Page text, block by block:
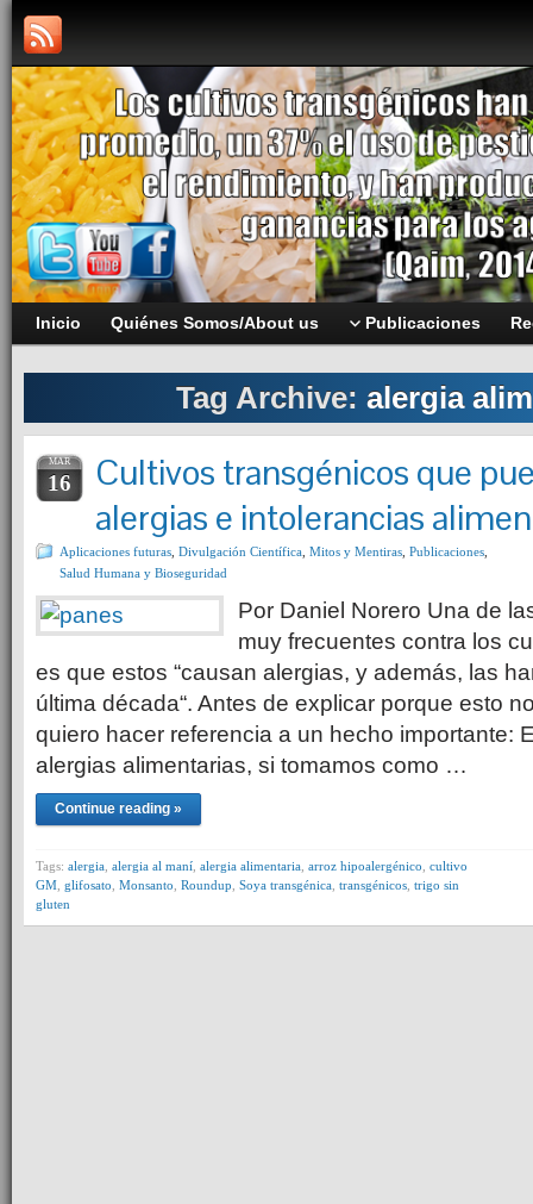
Inicio Quiénes Somos/About us Publicaciones
Tag Archive: alergia
MAR
16
Cultivos transgénicos que
alergias e intolerancias
Aplicaciones futuras Divulgación Científica Mitos y Mentiras Publicaciones
Salud Humana y Bioseguridad
Por Daniel Norero Una de
muy frecuentes contra los
es que estos “causan alergias, y además, las
última década“. Antes de explicar porque esto
quiero hacer referencia a un hecho importante:
alergias alimentarias, si tomamos como …
Continue reading »
Tags: alergia alergia al maní alergia alimentaria arroz hipoalergénico cultivo
GM glifosato Monsanto Roundup Soya transgénica transgénicos trigo sin
gluten